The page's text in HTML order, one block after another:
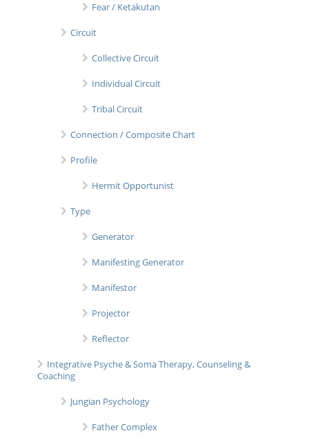
Fear / Ketakutan
Circuit
Collective Circuit
Individual Circuit
Tribal Circuit
Connection / Composite Chart
Profile
Hermit Opportunist
Type
Generator
Manifesting Generator
Manifestor
Projector
Reflector
Integrative Psyche & Soma Therapy, Counseling &
Coaching
Jungian Psychology
Father Complex